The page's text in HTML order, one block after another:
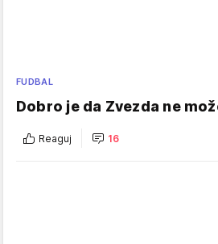
FUDBAL
Dobro je da Zvezda ne
Reaguj 16